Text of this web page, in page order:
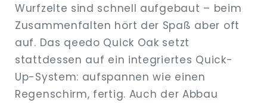
Wurfzelte sind schnell aufgebaut – beim
Zusammenfalten hört der Spaß aber oft
auf. Das qeedo Quick Oak setzt
stattdessen auf ein integriertes Quick-
Up-System: aufspannen wie einen
Regenschirm, fertig. Auch der Abbau